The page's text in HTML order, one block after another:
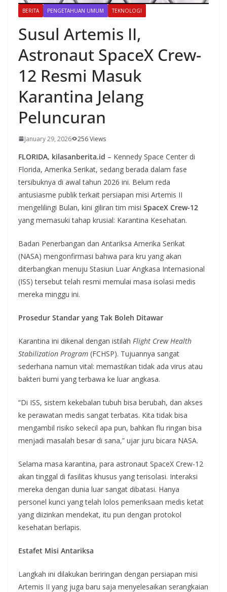
BERITA PENGETAHUAN UMUM TEKNOLOGI
Susul Artemis II,
Astronaut SpaceX Crew-
12 Resmi Masuk
Karantina Jelang
Peluncuran
January 29, 2026 256 Views
FLORIDA, kilasanberita.id – Kennedy Space Center di
Florida, Amerika Serikat, sedang berada dalam fase
tersibuknya di awal tahun 2026 ini. Belum reda
antusiasme publik terkait persiapan misi Artemis II
mengelilingi Bulan, kini giliran tim misi SpaceX Crew-12
yang memasuki tahap krusial: Karantina Kesehatan.
Badan Penerbangan dan Antariksa Amerika Serikat
(NASA) mengonfirmasi bahwa para kru yang akan
diterbangkan menuju Stasiun Luar Angkasa Internasional
(ISS) tersebut telah resmi memulai masa isolasi medis
mereka minggu ini.
Prosedur Standar yang Tak Boleh Ditawar
Karantina ini dikenal dengan istilah Flight Crew Health
Stabilization Program (FCHSP). Tujuannya sangat
sederhana namun vital: memastikan tidak ada virus atau
bakteri bumi yang terbawa ke luar angkasa.
“Di ISS, sistem kekebalan tubuh bisa berubah, dan akses
ke perawatan medis sangat terbatas. Kita tidak bisa
mengambil risiko sekecil apa pun, bahkan flu ringan bisa
menjadi masalah besar di sana,” ujar juru bicara NASA.
Selama masa karantina, para astronaut SpaceX Crew-12
akan tinggal di fasilitas khusus yang terisolasi. Interaksi
mereka dengan dunia luar sangat dibatasi. Hanya
personel kunci yang telah lolos pemeriksaan medis ketat
yang diizinkan mendekat, itu pun dengan protokol
kesehatan berlapis.
Estafet Misi Antariksa
Langkah ini dilakukan beriringan dengan persiapan misi
Artemis II yang juga baru saja menyelesaikan serangkaian